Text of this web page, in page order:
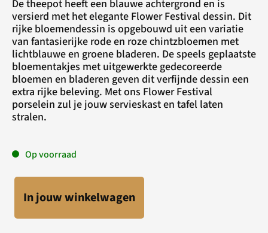
De theepot heeft een blauwe achtergrond en is
versierd met het elegante Flower Festival dessin. Dit
rijke bloemendessin is opgebouwd uit een variatie
van fantasierijke rode en roze chintzbloemen met
lichtblauwe en groene bladeren. De speels geplaatste
bloementakjes met uitgewerkte gedecoreerde
bloemen en bladeren geven dit verfijnde dessin een
extra rijke beleving. Met ons Flower Festival
porselein zul je jouw servieskast en tafel laten
stralen.
Op voorraad
In jouw winkelwagen